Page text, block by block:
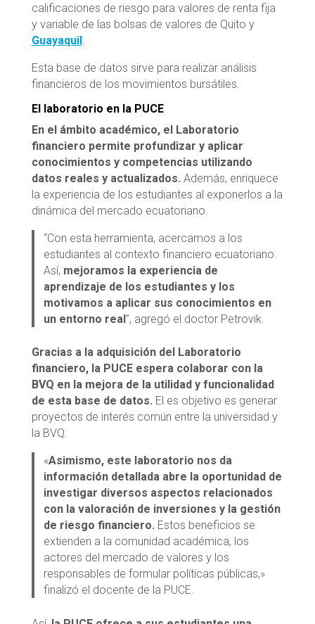
calificaciones de riesgo para valores de renta fija
y variable de las bolsas de valores de Quito y
Guayaquil.
Esta base de datos sirve para realizar análisis
financieros de los movimientos bursátiles.
El laboratorio en la PUCE
En el ámbito académico, el Laboratorio
financiero permite profundizar y aplicar
conocimientos y competencias utilizando
datos reales y actualizados. Además, enriquece
la experiencia de los estudiantes al exponerlos a la
dinámica del mercado ecuatoriano.
“Con esta herramienta, acercamos a los
estudiantes al contexto financiero ecuatoriano.
Así, mejoramos la experiencia de
aprendizaje de los estudiantes y los
motivamos a aplicar sus conocimientos en
un entorno real”, agregó el doctor Petrovik.
Gracias a la adquisición del Laboratorio
financiero, la PUCE espera colaborar con la
BVQ en la mejora de la utilidad y funcionalidad
de esta base de datos. El es objetivo es generar
proyectos de interés común entre la universidad y
la BVQ.
«Asimismo, este laboratorio nos da
información detallada abre la oportunidad de
investigar diversos aspectos relacionados
con la valoración de inversiones y la gestión
de riesgo financiero. Estos beneficios se
extienden a la comunidad académica, los
actores del mercado de valores y los
responsables de formular políticas públicas,»
finalizó el docente de la PUCE.